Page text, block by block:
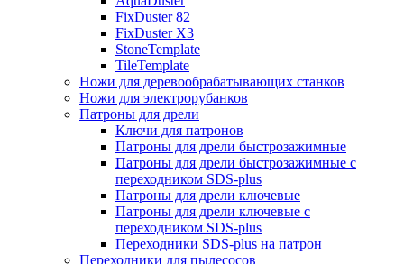
FixDuster 82
FixDuster Х3
StoneTemplate
TileTemplate
Ножи для деревообрабатывающих станков
Ножи для электрорубанков
Патроны для дрели
Ключи для патронов
Патроны для дрели быстрозажимные
Патроны для дрели быстрозажимные с
переходником SDS-plus
Патроны для дрели ключевые
Патроны для дрели ключевые с
переходником SDS-plus
Переходники SDS-plus на патрон
Переходники для пылесосов